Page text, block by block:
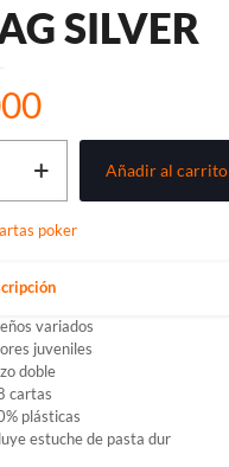
SILVER
Añadir al carrito
poker
variados
juveniles
doble
cartas
plásticas
estuche de pasta dur